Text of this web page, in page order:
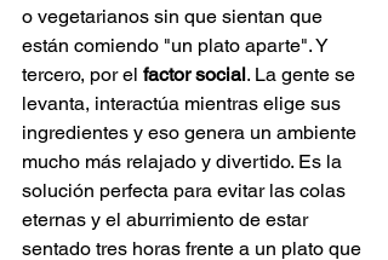
o vegetarianos sin que sientan que
están comiendo "un plato aparte". Y
tercero, por el factor social. La gente se
levanta, interactúa mientras elige sus
ingredientes y eso genera un ambiente
mucho más relajado y divertido. Es la
solución perfecta para evitar las colas
eternas y el aburrimiento de estar
sentado tres horas frente a un plato que